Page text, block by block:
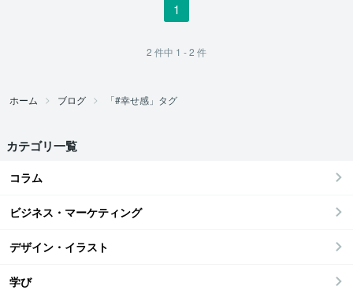
1
2 件中 1 - 2 件
ホーム ブログ 「#幸せ感」タグ
カテゴリ一覧
コラム
ビジネス・マーケティング
デザイン・イラスト
学び